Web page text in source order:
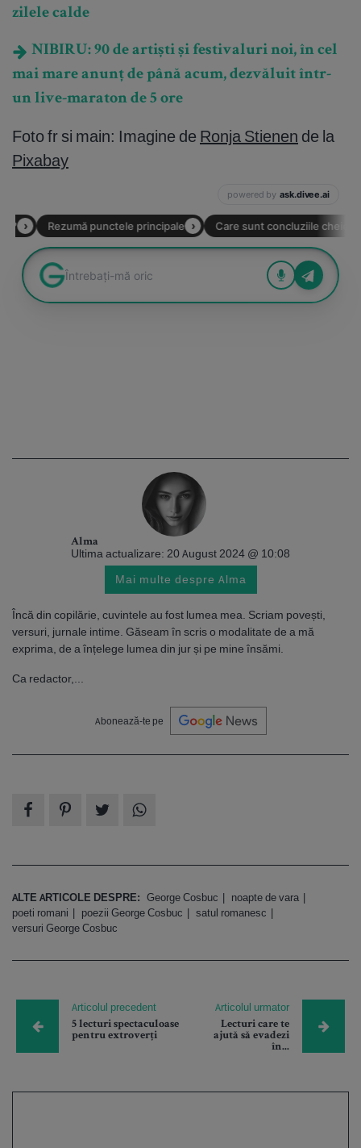
zilele calde
NIBIRU: 90 de artiști și festivaluri noi, în cel
mai mare anunț de până acum, dezvăluit într-
un live-maraton de 5 ore
Foto fr si main: Imagine de Ronja Stienen de la
Pixabay
Alma
Ultima actualizare: 20 August 2024 @ 10:08
Mai multe despre Alma
Încă din copilărie, cuvintele au fost lumea mea. Scriam povești,
versuri, jurnale intime. Găseam în scris o modalitate de a mă
exprima, de a înțelege lumea din jur și pe mine însămi.
Ca redactor,...
Abonează-te pe
ALTE ARTICOLE DESPRE: George Cosbuc
noapte de vara
poeti romani
poezii George Cosbuc
satul romanesc
versuri George Cosbuc
Articolul precedent
5 lecturi spectaculoase
pentru extroverți
Articolul urmator
Lecturi care te
ajută să evadezi
în...